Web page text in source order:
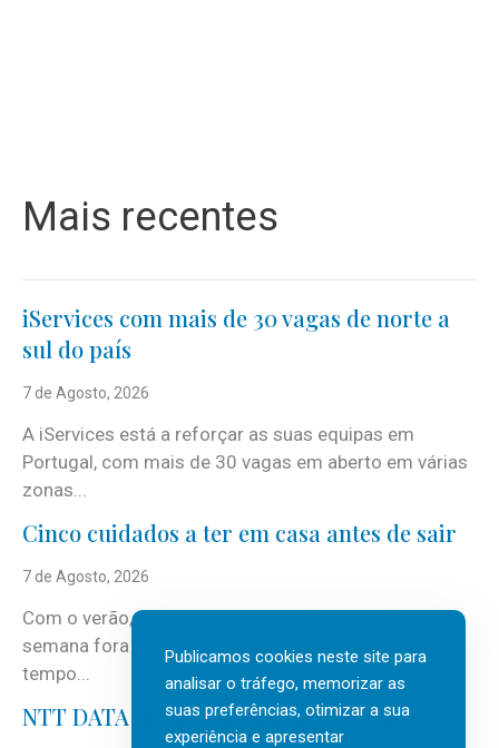
Mais recentes
iServices com mais de 30 vagas de norte a
sul do país
7 de Agosto, 2026
A iServices está a reforçar as suas equipas em
Portugal, com mais de 30 vagas em aberto em várias
zonas...
Cinco cuidados a ter em casa antes de sair
7 de Agosto, 2026
Com o verão, chegam também as férias, os fins-de-
semana fora e os dias em que a casa fica mais
tempo...
NTT DATA Insurtech Global Outlook 2026
Publicamos cookies neste site para
analisar o tráfego, memorizar as
suas preferências, otimizar a sua
experiência e apresentar